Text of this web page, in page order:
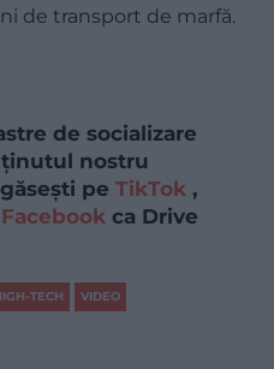
de transport de marfă.
de socializare
nostru
pe TikTok ,
Facebook ca Drive
TECH VIDEO